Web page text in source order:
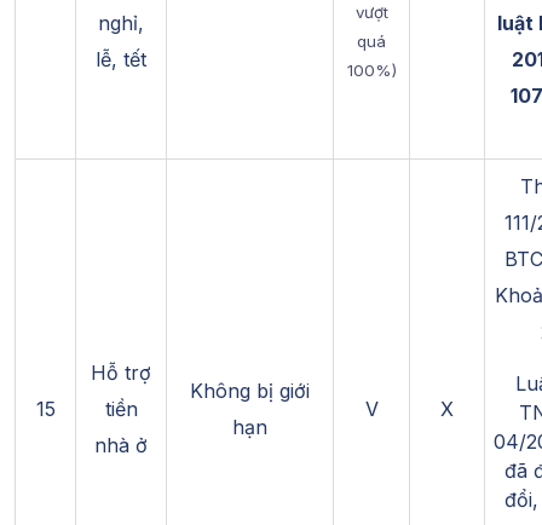
nghỉ,
lễ, tết
vượt
quá
100%)
luật
15
Hỗ trợ
tiền
nhà ở
Không bị giới
hạn
V X
04/
đã